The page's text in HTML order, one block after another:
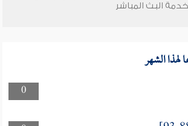
رمضانية 1444هـ
خدمة البث المباشر
لهذا الشهر
0